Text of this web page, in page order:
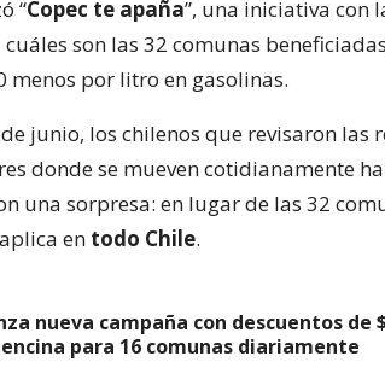
“Copec te apaña”, una iniciativa con
son las 32 comunas
menos por litro en gasolinas.
junio, los chilenos que revisaron las
donde se mueven cotidianamente
una sorpresa: en lugar de las 32
en todo Chile.
nueva campaña con descuentos de
para 16 comunas diariamente